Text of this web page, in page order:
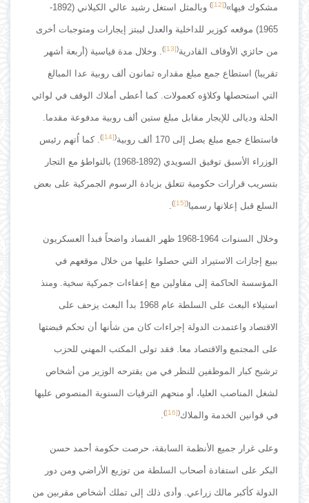
مشكوك فيها»(
[12]
) وبالمثل استغل رشيد عالي الكيلاني (1892-
1965) موقعه كوزير للداخلية والعدل ليبتز إيجارات ومتوجبات أخرى
من حائزي الأوقاف القادرية(
[13]
). وخلال مدة قياسية (أربعة أشهر
تقريبا) استطاع جمع مبلغ مقداره ثمانون ألف روبية عدا المبالغ
التي استحصلها وكلاؤه كعمولات. كما أعطى أملاك الوقف في لوائي
الحلة وديالى للإيجار مقابل مبلغ ستين ألف روبية مدفوعة مقدما.
فاستطاع جمع مبلغ يصل إلى 170 ألف روبية (
[14]
). كما اُتهم رئيس
الوزراء الأسبق توفيق السويدي (1892-1968) بالتواطؤ مع التجار
بتسريب قرارات حكومية تتعلق بزيادة الرسوم الجمركية على بعض
السلع قبل إعلانها رسميا(
[15]
)
.
وخلال السنوات 1964-1968 ظهر الفساد واضحاً فبدأ العسكريون
ببيع إجازات الاستيراد التي حصلوا عليها من خلال موقعهم في
المؤسسة الحاكمة إلى مقاولين مع إعفاءات جمركية سخية. ومنذ
استيلاء البعث على السلطة عام 1968 بدأ البعث يزحف على
الاقتصاد واعتمدت الدولة إجراءات كان من شأنها أن تحكم قبضتها
على المجتمع والاقتصاد معا. فقد تولى المكتب المهني للحزب
ترشيح كبار الموظفين للنظر في من يقترحه الوزير من أشخاص
لشغل المناصب العليا، أو منحهم الترقيات السنوية المنصوص عليها
في قوانين الخدمة والملاك(
[16]
)
.
وعلى غرار جميع الأنظمة السابقة، حرصت حكومة أحمد حسن
البكر على استفادة أصحاب السلطة من توزيع الأراضي ومن دور
الدولة كأكبر مالك زراعي. وأدى ذلك إلى تملك أشخاص مقربين من